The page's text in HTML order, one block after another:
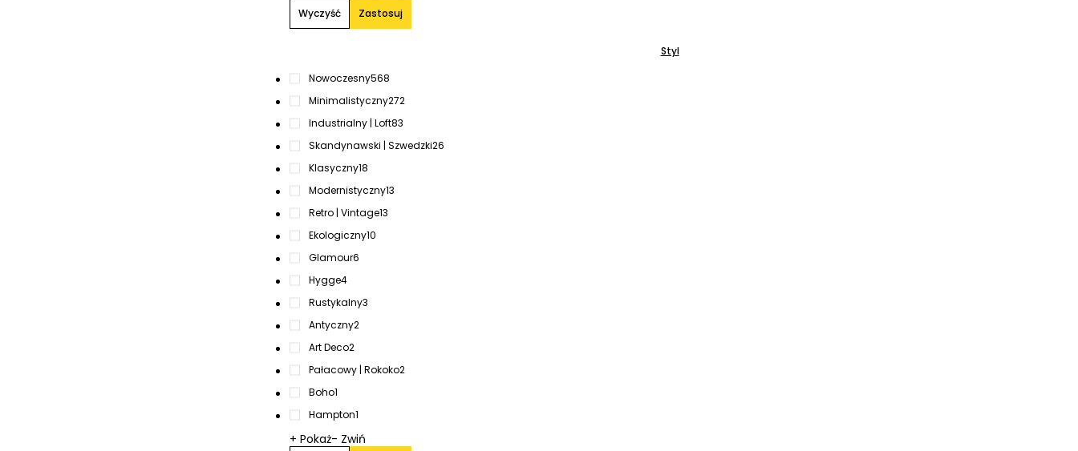
Wyczyść Zastosuj
Styl
Nowoczesny568
Minimalistyczny272
Industrialny | Loft83
Skandynawski | Szwedzki26
Klasyczny18
Modernistyczny13
Retro | Vintage13
Ekologiczny10
Glamour6
Hygge4
Rustykalny3
Antyczny2
Art Deco2
Pałacowy | Rokoko2
Boho1
Hampton1
+ Pokaż- Zwiń